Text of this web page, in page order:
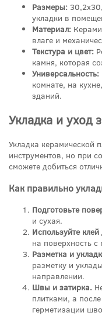
Размеры:
укладки в
Материал:
влаге и
Текстура и цвет:
камня, которая
Универсальность:
комнате, на
зданий.
Укладка и уход
Укладка керамической
инструментов, но при
сможете добиться
Как правильно
Подготовьте
и сухая.
Используйте
на поверхность
Разметка и
разметку и
направлении.
Швы и затирка.
плитками, а
герметизации